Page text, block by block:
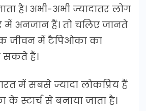
है। अभी-अभी ज्यादातर लोग
अनजान हैं। तो चलिए जानते
जीवन में टैपिओका का
हैं।
में सबसे ज्यादा लोकप्रिय हैं
के स्टार्च से बनाया जाता है।